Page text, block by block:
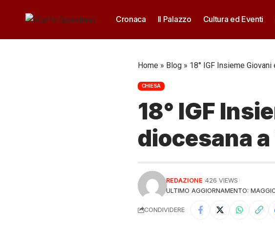
Cronaca Il Palazzo Cultura ed Eventi
Home » Blog » 18° IGF Insieme
CHIESA
18° IGF
diocesana
ULTIMO AGGIORNAMENTO:
REDAZIONE 426 VIEWS
CONDIVIDERE